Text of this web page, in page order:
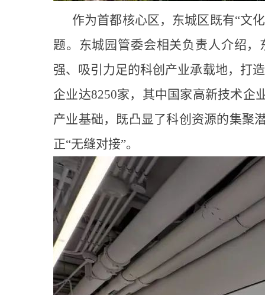
作为首都核心区，东城区既有“文
题。东城园管委会相关负责人介绍
强、吸引力足的科创产业承载地，打
企业达8250家，其中国家高新技术企
产业基础，既凸显了科创资源的集聚
正“无缝对接”。